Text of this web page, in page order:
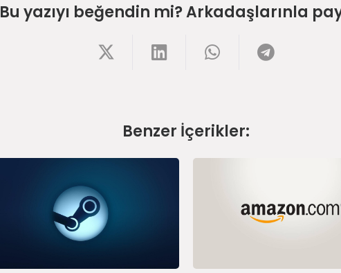
Bu yazıyı beğendin mi? Arkadaşlarınla
Benzer İçerikler: